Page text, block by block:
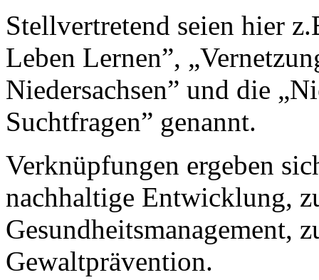
Stellvertretend seien hier
Leben Lernen”,
Niedersachsen” und die
Suchtfragen” genannt.
Verknüpfungen ergeben
nachhaltige Entwicklung,
Gesundheitsmanagement,
Gewaltprävention.